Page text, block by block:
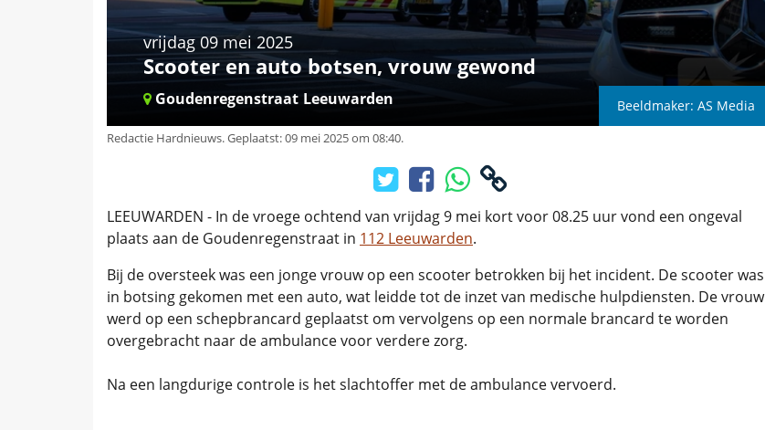
vrijdag 09 mei 2025
Scooter en auto botsen, vrouw gewond
Goudenregenstraat Leeuwarden Beeldmaker: AS Media
Redactie Hardnieuws.Geplaatst: 09 mei 2025 om 08:40.
LEEUWARDEN - In de vroege ochtend van vrijdag 9 mei kort voor 08.25 uur vond een ongeval
plaats aan de Goudenregenstraat in 112 Leeuwarden.
Bij de oversteek was een jonge vrouw op een scooter betrokken bij het incident. De scooter was
in botsing gekomen met een auto, wat leidde tot de inzet van medische hulpdiensten. De vrouw
werd op een schepbrancard geplaatst om vervolgens op een normale brancard te worden
overgebracht naar de ambulance voor verdere zorg.
Na een langdurige controle is het slachtoffer met de ambulance vervoerd.